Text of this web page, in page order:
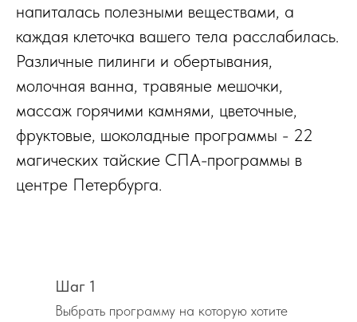
напиталась полезными веществами, а
каждая клеточка вашего тела расслабилась.
Различные пилинги и обертывания,
молочная ванна, травяные мешочки,
массаж горячими камнями, цветочные,
фруктовые, шоколадные программы - 22
магических тайские СПА-программы в
центре Петербурга.
Шаг 1
Выбрать программу на которую хотите